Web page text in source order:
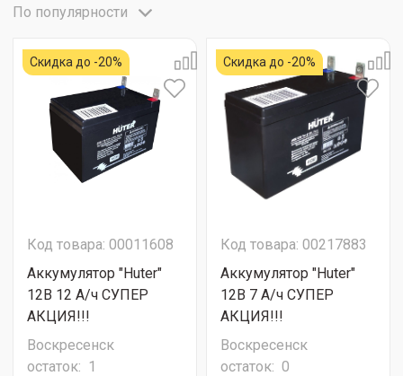
По популярности
Скидка до -20%
Код товара: 00011608
Аккумулятор "Huter"
12В 12 А/ч СУПЕР
АКЦИЯ!!!
Воскресенск
остаток: 1
Скидка до -20%
Код товара: 00217883
Аккумулятор "Huter"
12В 7 А/ч СУПЕР
АКЦИЯ!!!
Воскресенск
остаток: 0